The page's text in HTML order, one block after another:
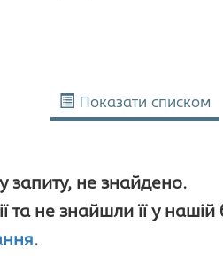
Показати списком
запиту, не знайдено.
не знайшли її у нашій
.